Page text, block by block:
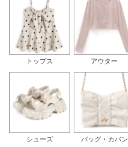
トップス アウター
シューズ バッグ・カバン